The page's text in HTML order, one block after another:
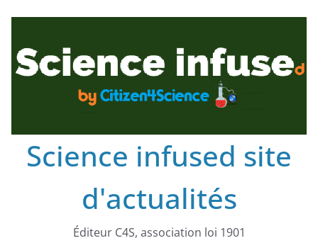
Science infused site
d'actualités
Éditeur C4S, association loi 1901